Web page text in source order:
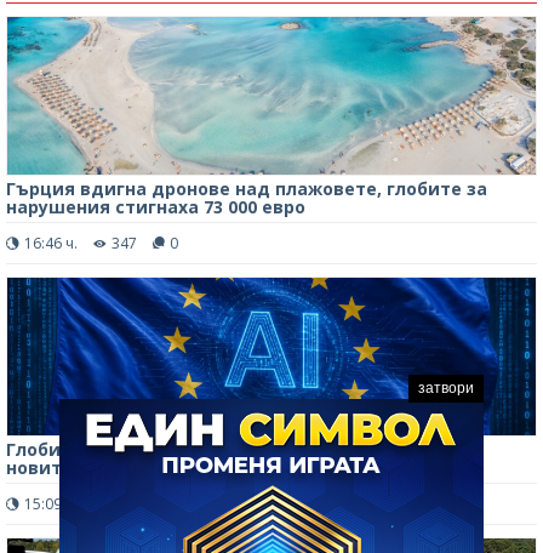
Гърция вдигна дронове над плажовете, глобите за
нарушения стигнаха 73 000 евро
16:46 ч. 347 0
Глоби до 35 млн. евро: Бизнесът настръхна срещу
новите правила за AI в ЕС
15:09 ч. 384 0
затвори